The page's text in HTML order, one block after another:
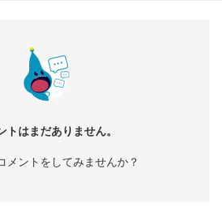
トはまだありません。
メントをしてみませんか？